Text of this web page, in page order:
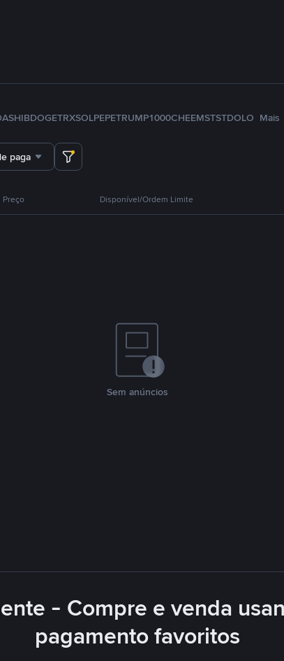
SHIBDOGETRXSOLPEPETRUMP1000CHEEMSTSTDOLO Mais
pagamento
Preço Disponível/Ordem Limite
Sem anúncios
- Compre e venda
pagamento favoritos